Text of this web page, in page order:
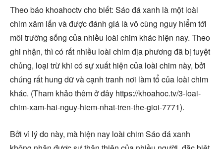
Theo báo khoahoctv cho biết: Sáo đá xanh là một loài
chim xâm lấn và được đánh giá là vô cùng nguy hiểm tới
môi trường sống của nhiều loài chim khác hiện nay. Theo
ghi nhận, thì có rất nhiều loài chim địa phương đã bị tuyệt
chủng, loại trừ khi có sự xuất hiện của loài chim này, bởi
chúng rất hung dữ và cạnh tranh nơi làm tổ của loài chim
khác. (Tham khảo thêm ở đây https://khoahoc.tv/3-loai-
chim-xam-hai-nguy-hiem-nhat-tren-the-gioi-7771).
Bởi vì lý do này, mà hiện nay loài chim Sáo đá xanh